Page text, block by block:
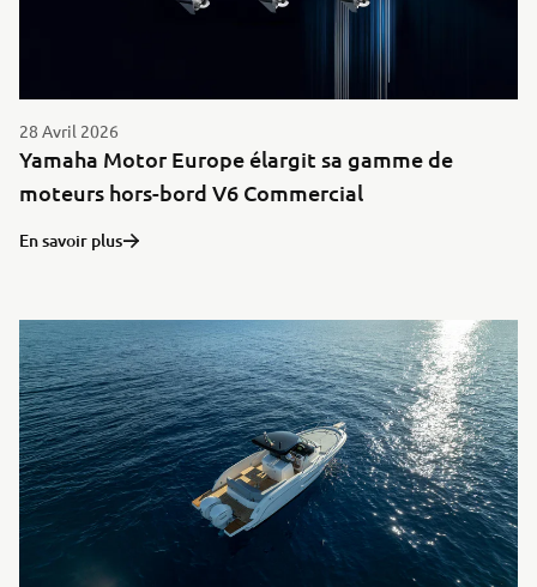
28 Avril 2026
Yamaha Motor Europe élargit sa gamme de
moteurs hors-bord V6 Commercial
En savoir plus